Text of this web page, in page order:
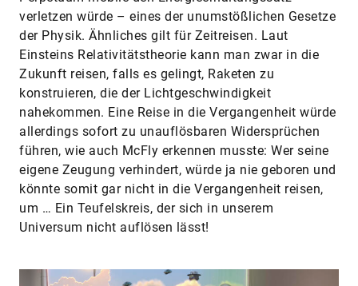
verletzen würde – eines der unumstößlichen Gesetze
der Physik. Ähnliches gilt für Zeitreisen. Laut
Einsteins Relativitätstheorie kann man zwar in die
Zukunft reisen, falls es gelingt, Raketen zu
konstruieren, die der Lichtgeschwindigkeit
nahekommen. Eine Reise in die Vergangenheit würde
allerdings sofort zu unauflösbaren Widersprüchen
führen, wie auch McFly erkennen musste: Wer seine
eigene Zeugung verhindert, würde ja nie geboren und
könnte somit gar nicht in die Vergangenheit reisen,
um … Ein Teufelskreis, der sich in unserem
Universum nicht auflösen lässt!